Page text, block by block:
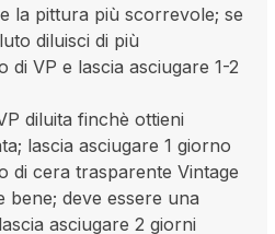
la pittura più scorrevole; se
diluisci di più
di VP e lascia asciugare 1-2
diluita finchè ottieni
lascia asciugare 1 giorno
di cera trasparente Vintage
bene; deve essere una
asciugare 2 giorni